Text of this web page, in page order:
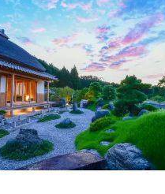
鼓や能などの伝統的な和文化
。静寂の中に時をあずけ、五
古き良き芸能に触れてみては。